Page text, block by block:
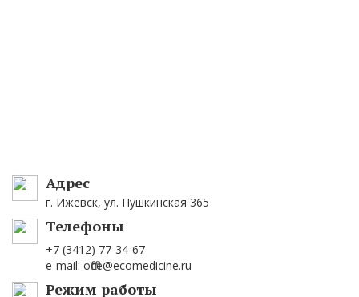
Адрес
г. Ижевск, ул. Пушкинская 365
Телефоны
+7 (3412) 77-34-67
e-mail: office@ecomedicine.ru
Режим работы